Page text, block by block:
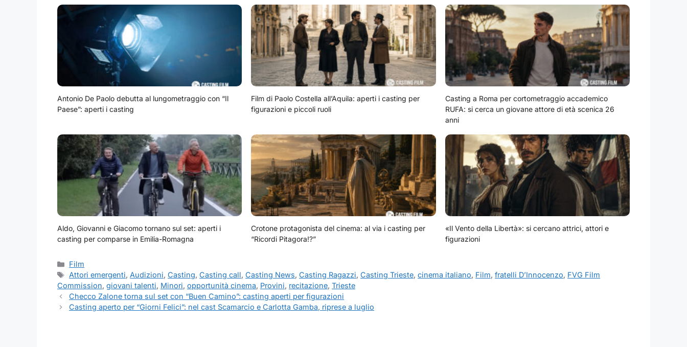
Antonio De Paolo debutta al lungometraggio con “Il
Paese”: aperti i casting
Film di Paolo Costella all’Aquila: aperti i casting per
figurazioni e piccoli ruoli
Casting a Roma per cortometraggio accademico
RUFA: si cerca un giovane attore di età scenica 26
anni
Aldo, Giovanni e Giacomo tornano sul set: aperti i
casting per comparse in Emilia-Romagna
Crotone protagonista del cinema: al via i casting per
“Ricordi Pitagora!?”
«Il Vento della Libertà»: si cercano attrici, attori e
figurazioni
Categorie
Film
Tag
Attori emergenti,Audizioni,Casting,Casting call,Casting News,Casting Ragazzi,Casting Trieste,cinema italiano, Film,fratelli D’Innocenzo, FVG Film
Commission, giovani talenti, Minori, opportunità cinema, Provini, recitazione, Trieste
Checco Zalone torna sul set con “Buen Camino”: casting aperti per figurazioni
Casting aperto per “Giorni Felici”: nel cast Scamarcio e Carlotta Gamba, riprese a luglio